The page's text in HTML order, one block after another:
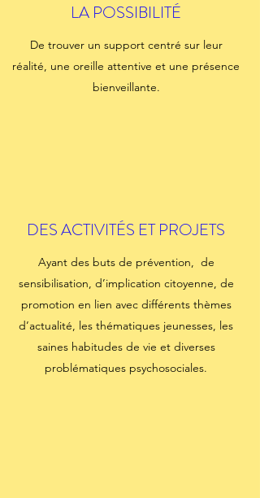
LA POSSIBILITÉ
De trouver un support centré sur leur
réalité, une oreille attentive et une présence
bienveillante.
DES ACTIVITÉS ET PROJETS
Ayant des buts de prévention, de
sensibilisation, d’implication citoyenne, de
promotion en lien avec différents thèmes
d’actualité, les thématiques jeunesses, les
saines habitudes de vie et diverses
problématiques psychosociales.